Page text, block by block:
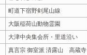
町道下宿野剣尾山線
大阪稲荷山動物霊園
大津中央集会所・里道沿い
真言宗 御室派 済露山 高蔵寺